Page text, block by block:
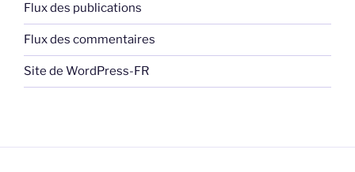
Flux des publications
Flux des commentaires
Site de WordPress-FR